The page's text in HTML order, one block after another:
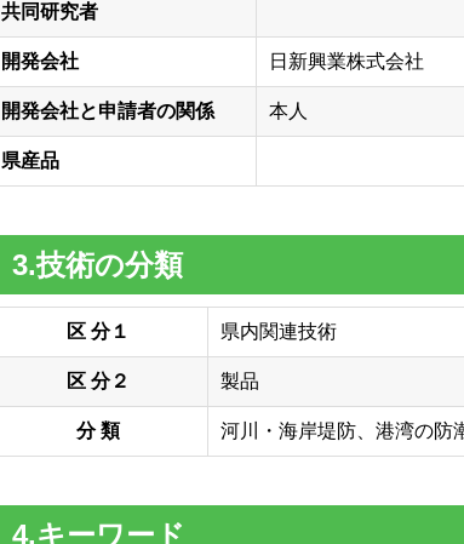
共同研究者
開発会社 日新興業株式会社
開発会社と申請者の関係 本人
県産品
3.技術の分類
区 分１ 県内関連技術
区 分２ 製品
分 類 河川・海岸堤防、港湾の防
4.キーワード